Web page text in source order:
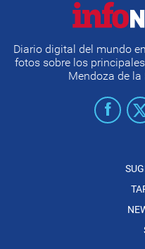
Diario digital del mundo
fotos sobre los
Mendoza de la